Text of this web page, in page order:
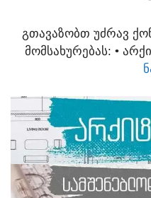
ᲒᲗᲐᲕᲐᲖᲝᲑᲗ ᲣᲫᲠᲐᲕ
ᲛᲝᲛᲡᲐᲮᲣᲠᲔᲑᲐᲡ:​ •